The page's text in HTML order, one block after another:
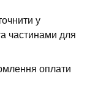
у
частинами для
оплати